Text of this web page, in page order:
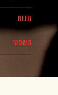
חנות
משפטי